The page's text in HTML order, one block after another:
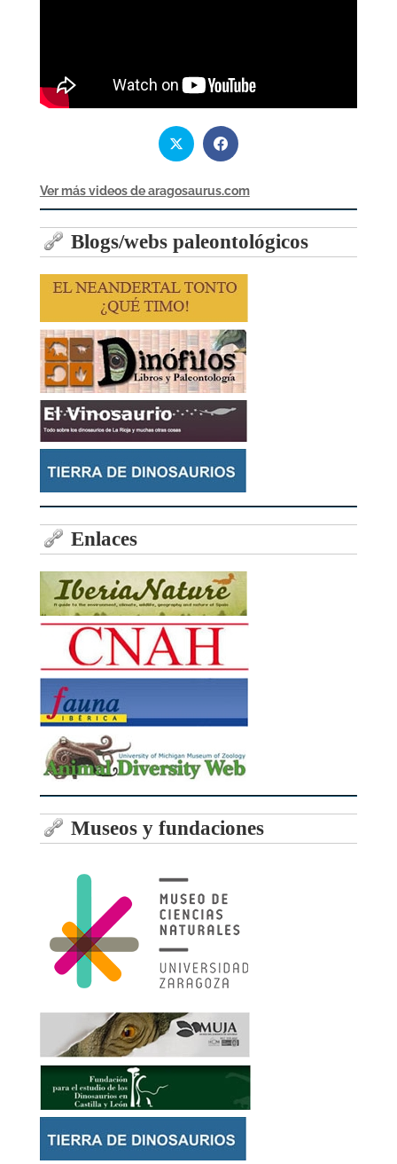
Ver más videos de aragosaurus.com
Blogs/webs paleontológicos
Enlaces
Museos y fundaciones